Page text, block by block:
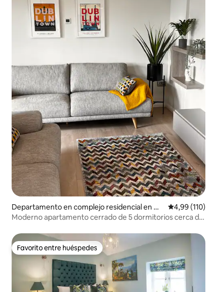
Departamento en complejo residencial en Ol
d Naas Road, Bluebell
Calificación
4,99 (110)
Moderno apartamento cerrado de 5 dormitorios cerca de
Favorito entre huéspedes
Favorito entre huéspedes